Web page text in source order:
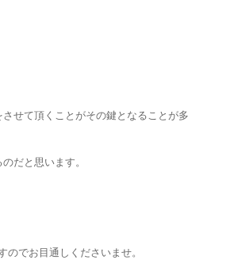
せて頂くことがその鍵となることが多
だと思います。
でお目通しくださいませ。